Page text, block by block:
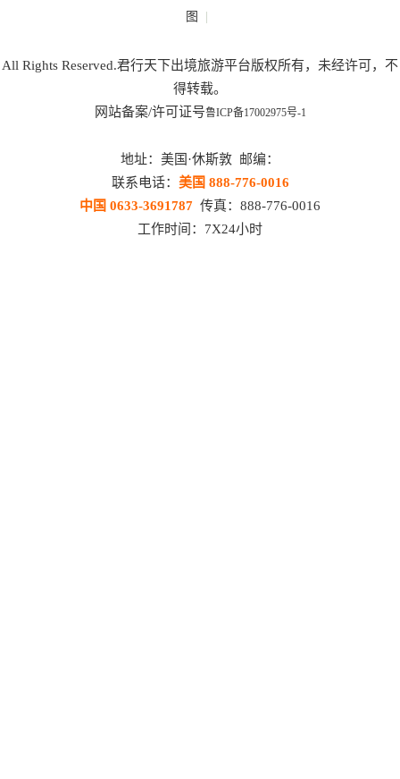
图 |
All Rights Reserved.君行天下出境旅游平台版权所有，未经许可，不
得转载。
网站备案/许可证号鲁ICP备17002975号-1
地址：美国·休斯敦 邮编：
联系电话： 美国 888-776-0016
中国 0633-3691787 传真：888-776-0016
工作时间：7X24小时